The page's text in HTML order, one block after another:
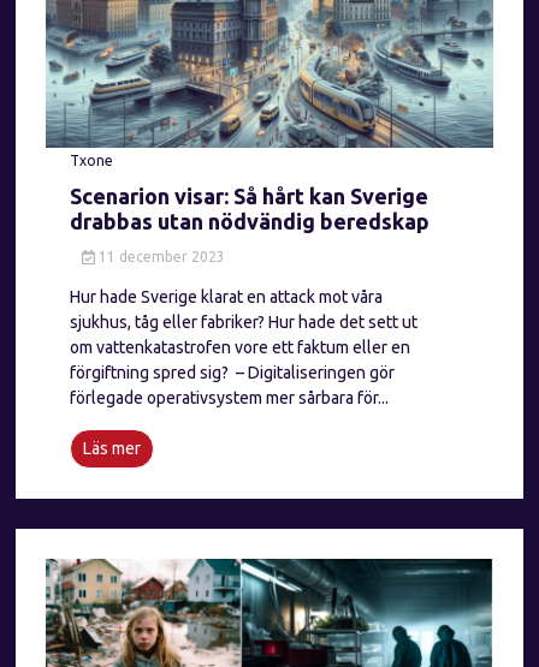
Txone
Scenarion visar: Så hårt kan Sverige
drabbas utan nödvändig beredskap
11 december 2023
Hur hade Sverige klarat en attack mot våra
sjukhus, tåg eller fabriker? Hur hade det sett ut
om vattenkatastrofen vore ett faktum eller en
förgiftning spred sig? – Digitaliseringen gör
förlegade operativsystem mer sårbara för...
Läs mer